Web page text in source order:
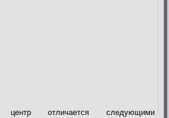
центр отличается следующими